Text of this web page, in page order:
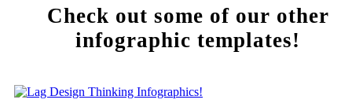
Check out some of our other
infographic templates!